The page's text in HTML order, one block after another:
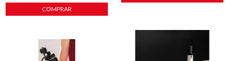
COMPRAR